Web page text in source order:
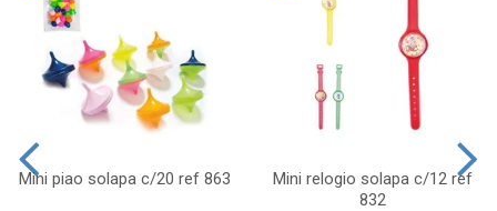
Mini piao solapa c/20 ref 863
Mini relogio solapa c/12 ref
832